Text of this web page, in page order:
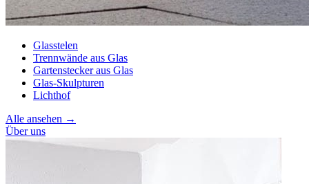
Glasstelen
Trennwände aus Glas
Gartenstecker aus Glas
Glas-Skulpturen
Lichthof
Alle ansehen →
Über uns